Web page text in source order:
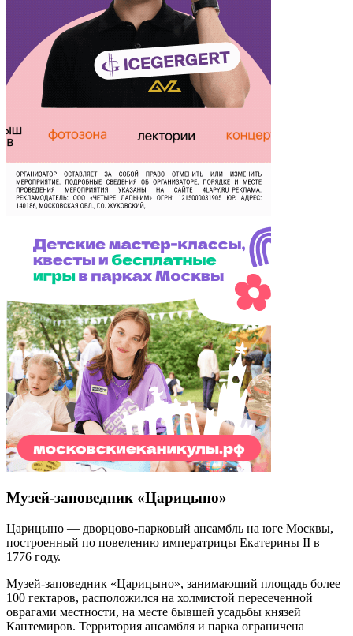
Музей-заповедник «Царицыно»
Царицыно — дворцово-парковый ансамбль на юге Москвы,
построенный по повелению императрицы Екатерины II в
1776 году.
Музей-заповедник «Царицыно», занимающий площадь более
100 гектаров, расположился на холмистой пересеченной
оврагами местности, на месте бывшей усадьбы князей
Кантемиров. Территория ансамбля и парка ограничена